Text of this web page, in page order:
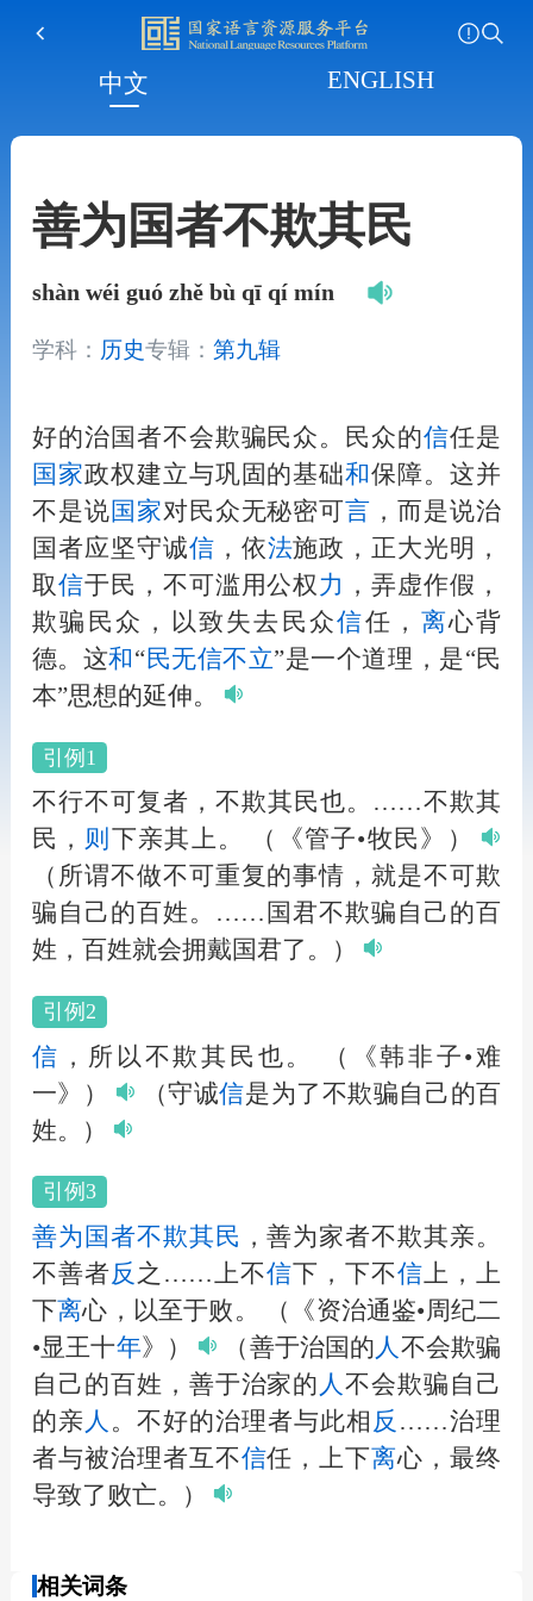
中文 ENGLISH
善为国者不欺其民
shàn wéi guó zhě bù qī qí mín
学科： 历史专辑： 第九辑
好的治国者不会欺骗民众。民众的信任是
国家政权建立与巩固的基础和保障。这并
不是说 国家对民众无秘密可言 ，而是说治
国者应坚守诚信 ，依法施政，正大光明，
取信于民，不可滥用公权力 ，弄虚作假，
欺骗民众，以致失去民众信任， 离心背
德。这和 “民无信不立”是一个道理，是“民
本”思想的延伸。
引例1
不行不可复者，不欺其民也。……不欺其
民， 则 下亲其上。
（《管子•牧民》）
（所谓不做不可重复的事情，就是不可欺
骗自己的百姓。……国君不欺骗自己的百
姓，百姓就会拥戴国君了。）
引例2
信 ，所以不欺其民也。
（《韩非子•难
一》）
（守诚信是为了不欺骗自己的百
姓。）
引例3
善为国者不欺其民 ，善为家者不欺其亲。
不善者反 之……上不信下，下不信 上，上
下离心，以至于败。
（《资治通鉴•周纪二
•显王十年》） （善于治国的 人 不会欺骗
自己的百姓，善于治家的 人不会欺骗自己
的亲 人 。不好的治理者与此相 反 ……治理
者与被治理者互不信任，上下离心，最终
导致了败亡。）
相关词条